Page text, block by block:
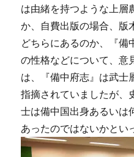
は由緒を持つような上層
か、自費出版の場合、版
どちらにあるのか、『備
の性格などについて、意
は、『備中府志』は武士
指摘されていましたが、
士は備中国出身あるいは
あったのではないかとい